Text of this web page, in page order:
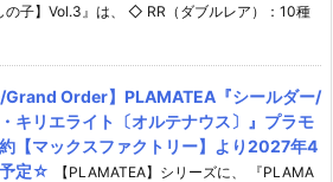
の子】Vol.3』は、 ◇ RR（ダブルレア）：10種
Grand Order】PLAMATEA『シールダー/
キリエライト〔オルテナウス〕』プラモ
【マックスファクトリー】より2027年4
定☆
【PLAMATEA】シリーズに、 『PLAMA